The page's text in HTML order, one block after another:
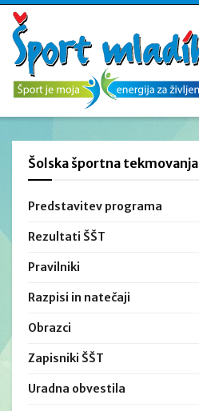
Šolska športna tekmovanja
Predstavitev programa
Rezultati ŠŠT
Pravilniki
Razpisi in natečaji
Obrazci
Zapisniki ŠŠT
Uradna obvestila